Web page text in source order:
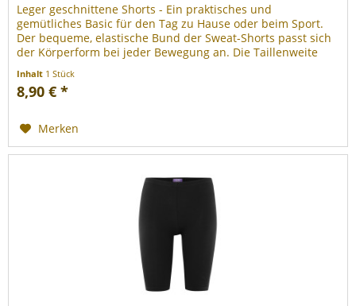
Leger geschnittene Shorts - Ein praktisches und
gemütliches Basic für den Tag zu Hause oder beim Sport.
Der bequeme, elastische Bund der Sweat-Shorts passt sich
der Körperform bei jeder Bewegung an. Die Taillenweite
Inhalt 1 Stück
8,90 € *
Merken